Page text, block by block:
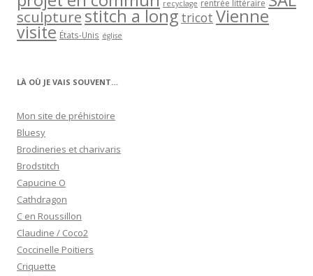
recyclage rentrée littéraire
sculpturestitch a long tricot Vienne
visite États-Unis église
LÀ OÙ JE VAIS SOUVENT…
Mon site de préhistoire
Bluesy
Brodineries et charivaris
Brodstitch
Capucine O
Cathdragon
C en Roussillon
Claudine / Coco2
Coccinelle Poitiers
Criquette